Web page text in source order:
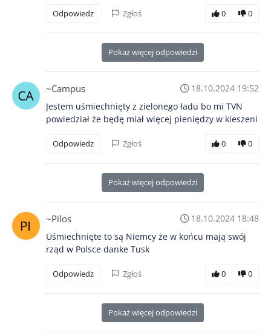
Odpowiedz Zgłoś 0 0
Pokaż więcej odpowiedzi
~Campus
18.10.2024 19:52
Jestem uśmiechnięty z zielonego ładu bo mi TVN
powiedział że będę miał więcej pieniędzy w kieszeni
Odpowiedz Zgłoś 0 0
Pokaż więcej odpowiedzi
~Pilos
18.10.2024 18:48
Uśmiechnięte to są Niemcy że w końcu mają swój
rząd w Polsce danke Tusk
Odpowiedz Zgłoś 0 0
Pokaż więcej odpowiedzi